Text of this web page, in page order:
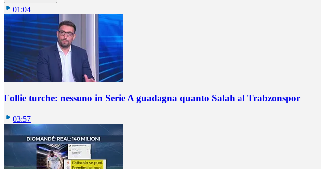
01:04
Follie turche: nessuno in Serie A guadagna quanto Salah al Trabzonspor
03:57